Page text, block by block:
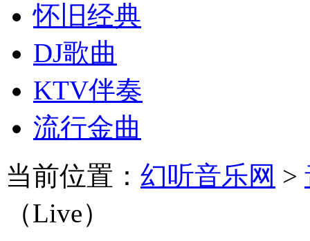
怀旧经典
DJ歌曲
KTV伴奏
流行金曲
当前位置： 幻听音乐网 >
（Live）